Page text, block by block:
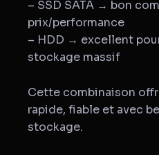
– SSD SATA → bon
prix/performance
– HDD → excellent
stockage massif
Cette combinaison
rapide, fiable et avec
stockage.